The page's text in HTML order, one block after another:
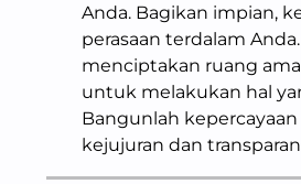
Anda. Bagikan impian,
perasaan terdalam
menciptakan ruang
untuk melakukan hal
Bangunlah
kejujuran dan